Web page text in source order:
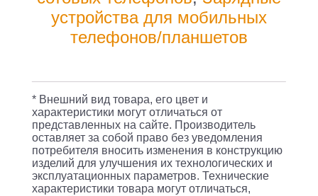
3A
PD
устройства для мобильных
телефонов/планшетов
* Внешний вид товара, его цвет и
характеристики могут отличаться от
представленных на сайте. Производитель
оставляет за собой право без уведомления
потребителя вносить изменения в конструкцию
изделий для улучшения их технологических и
эксплуатационных параметров. Технические
характеристики товара могут отличаться,